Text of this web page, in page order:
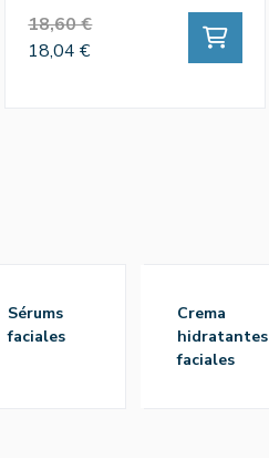
18,60 €
18,04 €
sérums
faciales
crema
hidratantes
faciales